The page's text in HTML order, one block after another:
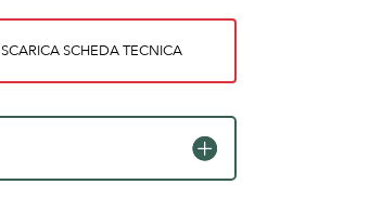
SCARICA SCHEDA TECNICA